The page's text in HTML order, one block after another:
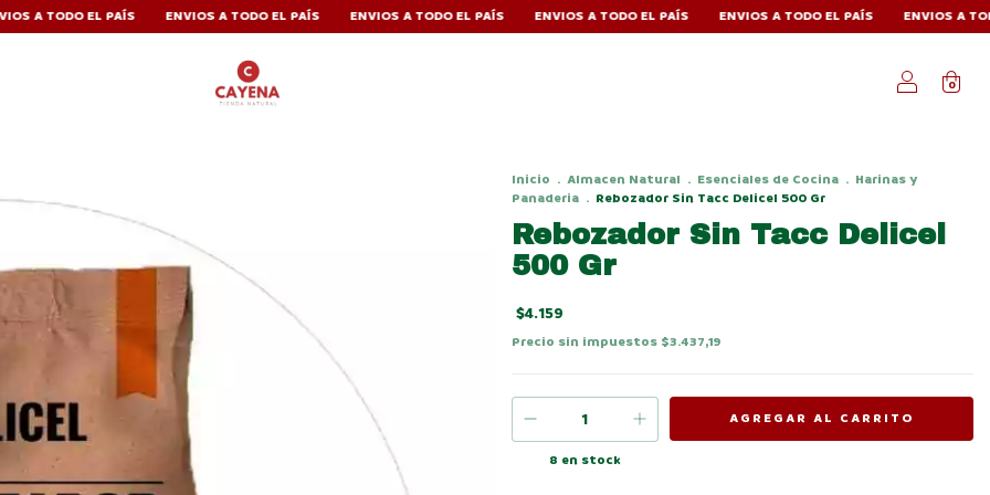
EL PAÍS ENVIOS A TODO EL PAÍS ENVIOS A TODO EL PAÍS ENVIOS A TODO EL PAÍS ENVIOS A TODO EL PAÍS ENVIOS A TODO EL
0
Inicio . Almacen Natural . Esenciales de Cocina . Harinas y
Panaderia . Rebozador Sin Tacc Delicel 500 Gr
Rebozador Sin Tacc Delicel
500 Gr
$4.159
Precio sin impuestos $3.437,19
8 en stock